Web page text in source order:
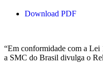
Download PDF
“Em conformidade com a Lei
a SMC do Brasil divulga o